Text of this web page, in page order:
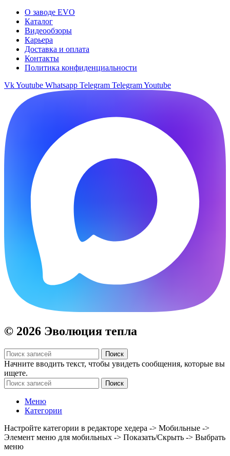
О заводе EVO
Каталог
Видеообзоры
Карьера
Доставка и оплата
Контакты
Политика конфиденциальности
VkYoutube Whatsapp Telegram TelegramYoutube
© 2026 Эволюция тепла
Поиск
Начните вводить текст, чтобы увидеть сообщения, которые вы
ищете.
Поиск
Меню
Категории
Настройте категории в редакторе хедера -> Мобильные ->
Элемент меню для мобильных -> Показать/Скрыть -> Выбрать
меню